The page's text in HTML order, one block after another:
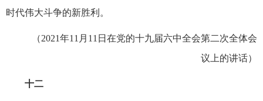
时代伟大斗争的新胜利。
（2021年11月11日在党的十九届六中全会第二次全体会
议上的讲话）
十二